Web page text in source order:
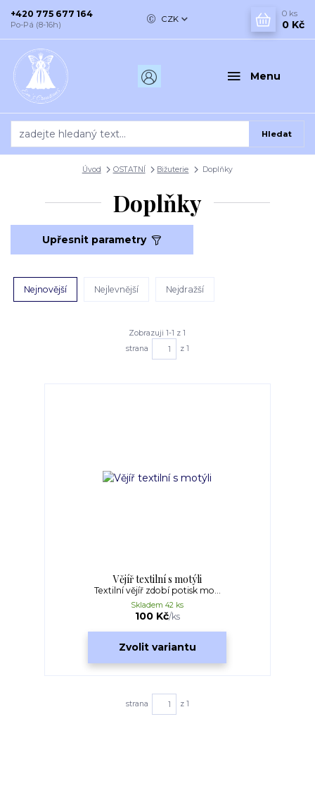
Menu
CZK
Hledat
+420 775 677 164
Po-Pá (8-16h)
0 ks
0 Kč
Úvod OSTATNÍ Bižuterie Doplňky
Doplňky
Upřesnit parametry
Nejnovější Nejlevnější Nejdražší
Zobrazuji 1-1 z 1
strana
z 1
Vějíř textilní s motýli
Textilní vějíř zdobí potisk mo...
100 Kč/ks
Skladem 42 ks
Zvolit variantu
strana z 1